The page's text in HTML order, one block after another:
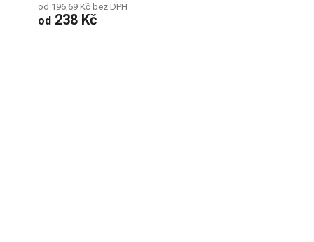
od 196,69 Kč bez DPH
od 238 Kč